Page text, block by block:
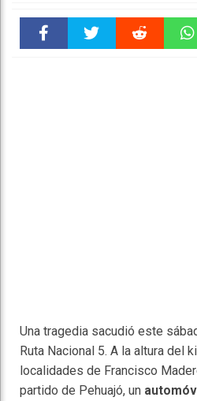
Una tragedia sacudió este
Ruta Nacional 5. A la altura del
localidades de Francisco
partido de Pehuajó, un